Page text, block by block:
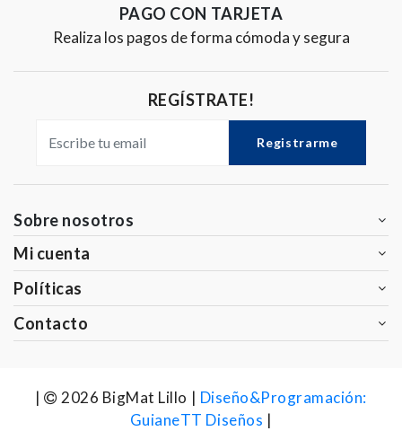
PAGO CON TARJETA
Realiza los pagos de forma cómoda y segura
REGÍSTRATE!
Registrarme
Sobre nosotros
Mi cuenta
Políticas
Contacto
| 2026 BigMat Lillo | Diseño&Programación:
GuianeTT Diseños |